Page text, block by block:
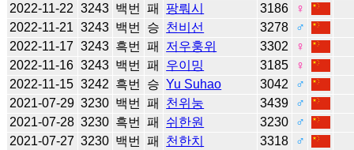
2022-11-22 3243 백번 패 팡뤄시 3186
♀
2022-11-21 3243 백번 승 천비선 3278
♂
2022-11-17 3243 흑번 패 저우훙위 3302
♀
2022-11-16 3243 백번 패 우이밍 3185
♀
2022-11-15 3242 흑번 승 Yu Suhao 3042
♂
2021-07-29 3230 백번 패 천위눙 3439
♂
2021-07-28 3230 흑번 패 쉬한원 3230
♂
2021-07-27 3230 백번 패 천한치 3318
♂